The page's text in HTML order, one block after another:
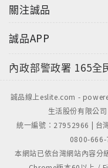
關注誠品
誠品APP
內政部警政署 165全
誠品線上eslite.com -
生活股份有限公
統一編號：27952966 | 台
0800-
本網站已依台灣網站內容分